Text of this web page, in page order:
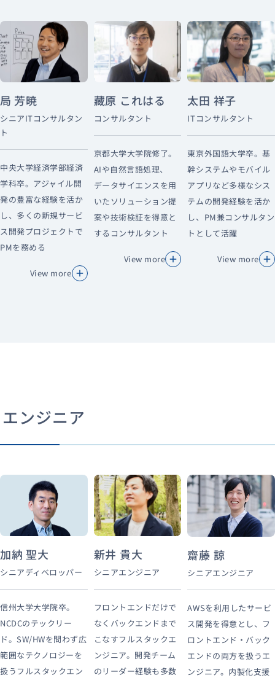
局 芳暁
シニアITコンサルタン
ト
中央大学経済学部経済
学科卒。アジャイル開
発の豊富な経験を活か
し、多くの新規サービ
ス開発プロジェクトで
PMを務める
View more
藏原 これはる
コンサルタント
京都大学大学院修了。
AIや自然言語処理、
データサイエンスを用
いたソリューション提
案や技術検証を得意と
するコンサルタント
View more
太田 祥子
ITコンサルタント
東京外国語大学卒。基
幹システムやモバイル
アプリなど多様なシス
テムの開発経験を活か
し、PM兼コンサルタン
トとして活躍
View more
エンジニア
加納 聖大
シニアディベロッパー
信州大学大学院卒。
NCDCのテックリー
ド。SW/HWを問わず広
範囲なテクノロジーを
扱うフルスタックエン
新井 貴大
シニアエンジニア
フロントエンドだけで
なくバックエンドまで
こなすフルスタックエ
ンジニア。開発チーム
のリーダー経験も多数
齋藤 諒
シニアエンジニア
AWSを利用したサービ
ス開発を得意とし、フ
ロントエンド・バック
エンドの両方を扱うエ
ンジニア。内製化支援